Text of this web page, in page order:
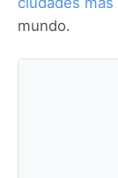
mundo.